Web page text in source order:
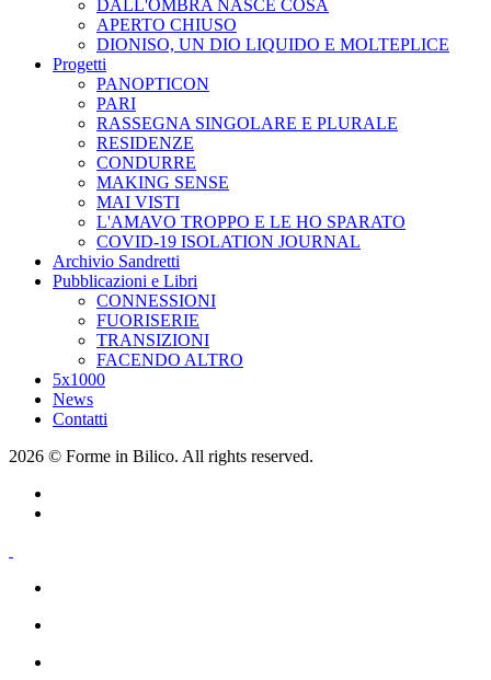
DALL'OMBRA NASCE COSA
APERTO CHIUSO
DIONISO, UN DIO LIQUIDO E MOLTEPLICE
Progetti
PANOPTICON
PARI
RASSEGNA SINGOLARE E PLURALE
RESIDENZE
CONDURRE
MAKING SENSE
MAI VISTI
L'AMAVO TROPPO E LE HO SPARATO
COVID-19 ISOLATION JOURNAL
Archivio Sandretti
Pubblicazioni e Libri
CONNESSIONI
FUORISERIE
TRANSIZIONI
FACENDO ALTRO
5x1000
News
Contatti
2026 © Forme in Bilico. All rights reserved.